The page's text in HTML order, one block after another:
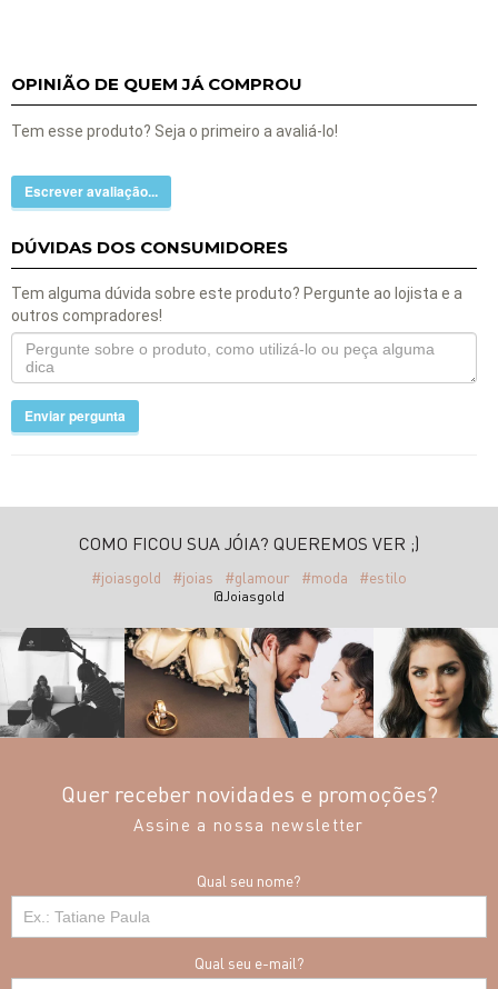
OPINIÃO DE QUEM JÁ COMPROU
Tem esse produto? Seja o primeiro a avaliá-lo!
Escrever avaliação...
DÚVIDAS DOS CONSUMIDORES
Tem alguma dúvida sobre este produto? Pergunte ao lojista e a
outros compradores!
Enviar pergunta
COMO FICOU SUA JÓIA? QUEREMOS VER ;)
#joiasgold #joias #glamour #moda #estilo
@Joiasgold
Quer receber novidades e promoções?
Assine a nossa newsletter
Qual seu nome?
Qual seu e-mail?